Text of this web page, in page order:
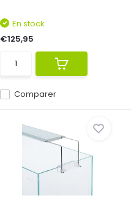
Comparer
En stock
€125,95